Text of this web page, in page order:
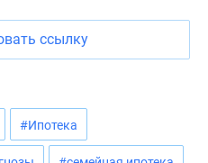
ссылку
#Ипотека